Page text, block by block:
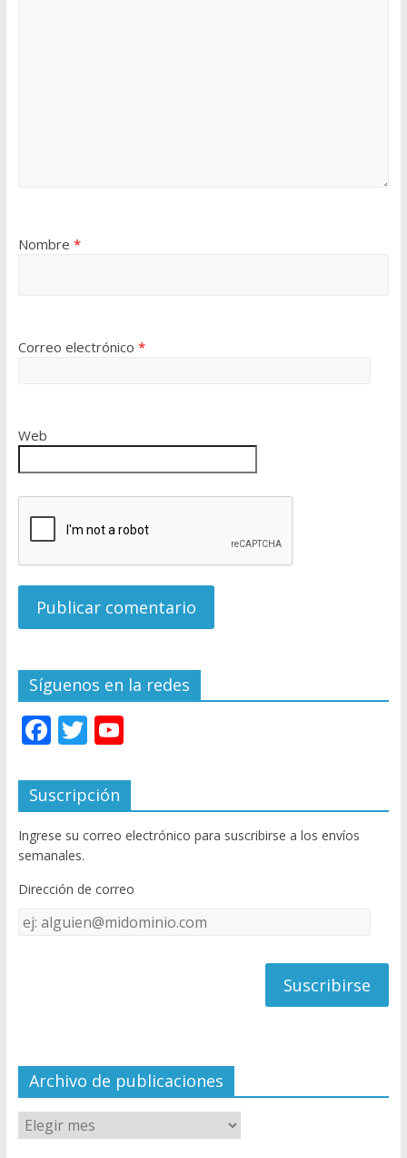
Nombre *
Correo electrónico *
Web
Síguenos en la redes
F
e
b
o
o
k
T
itt
er
Y
u
T
u
e
C
el
Suscripción
Ingrese su correo electrónico para suscribirse a los envíos
semanales.
Dirección de correo
Dirección
Archivo de publicaciones